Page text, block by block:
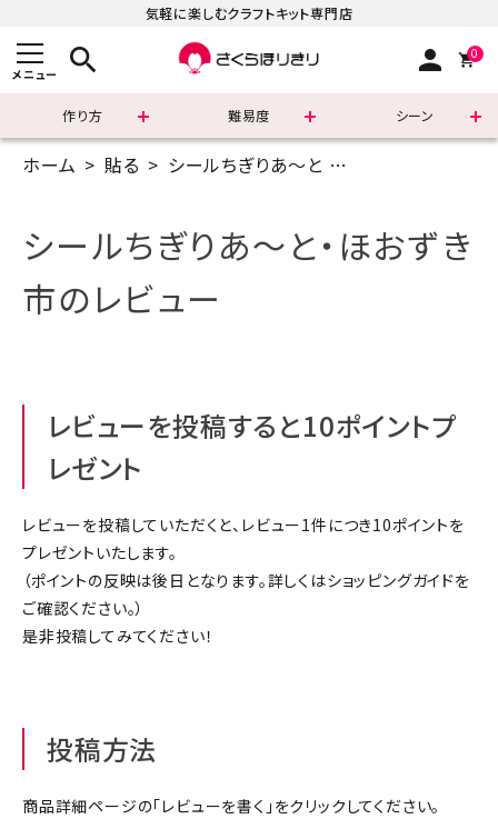
気軽に楽しむクラフトキット専門店
メニュー search person 0
作り方 難易度 シーン
まずはこちら
よくあるご質問
診断チャート
レビューを見る
コーポレートサイト
介護施設関係の方へ
最新のチラシはこちら
お問い合わせ
ホーム 貼る シールちぎりあ～と
シールちぎりあ～と・ほおずき
市のレビュー
レビューを投稿すると10ポイントプ
レゼント
レビューを投稿していただくと、レビュー1件につき10ポイントを
プレゼントいたします。
（ポイントの反映は後日となります。詳しくはショッピングガイドを
ご確認ください。）
是非投稿してみてください！
投稿方法
商品詳細ページの「レビューを書く」をクリックしてください。